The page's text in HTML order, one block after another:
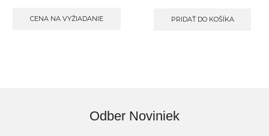
CENA NA VYŽIADANIE PRIDAŤ DO KOŠÍKA
Odber Noviniek